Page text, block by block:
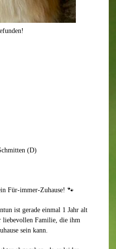
(D)
Für-immer-Zuhause! 🐾
ist gerade einmal 1 Jahr alt
liebevollen Familie, die ihm
sein kann.